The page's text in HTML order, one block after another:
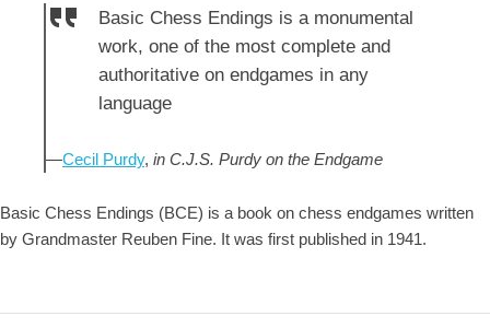
Basic Chess Endings is a monumental
work, one of the most complete and
authoritative on endgames in any
language
—Cecil Purdy, in C.J.S. Purdy on the Endgame
Basic Chess Endings (BCE) is a book on chess endgames written
by Grandmaster Reuben Fine. It was first published in 1941.